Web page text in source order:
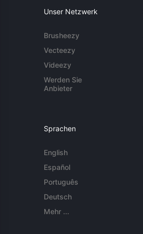
Unser Netzwerk
Brusheezy
Vecteezy
Videezy
Werden Sie
Anbieter
Sprachen
English
Español
Português
Deutsch
Mehr ...